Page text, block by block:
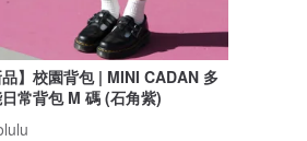
品】校園背包 | MINI CADAN 多
功能日常背包 M 碼 (石角紫)